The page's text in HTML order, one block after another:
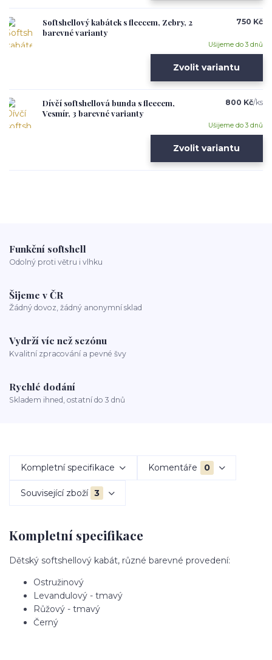
Softshellový kabátek s fleecem, Zebry, 2
barevné varianty
750 Kč
Ušijeme do 3 dnů
Zvolit variantu
Dívčí softshellová bunda s fleecem,
Vesmír, 3 barevné varianty
800 Kč/ks
Ušijeme do 3 dnů
Zvolit variantu
Funkční softshell
Odolný proti větru i vlhku
Šijeme v ČR
Žádný dovoz, žádný anonymní sklad
Vydrží víc než sezónu
Kvalitní zpracování a pevné švy
Rychlé dodání
Skladem ihned, ostatní do 3 dnů
Kompletní specifikace Komentáře 0
Související zboží 3
Kompletní specifikace
Dětský softshellový kabát, různé barevné provedení:
Ostružinový
Levandulový - tmavý
Růžový - tmavý
Černý